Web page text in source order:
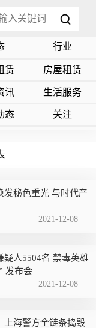
行业
赁 房屋租赁
讯 生活服务
态 关注
发秘色重光 与时代产
2021-12-08
疑人5504名 禁毒英雄
发布会
2021-12-08
上海警方全链条捣毁